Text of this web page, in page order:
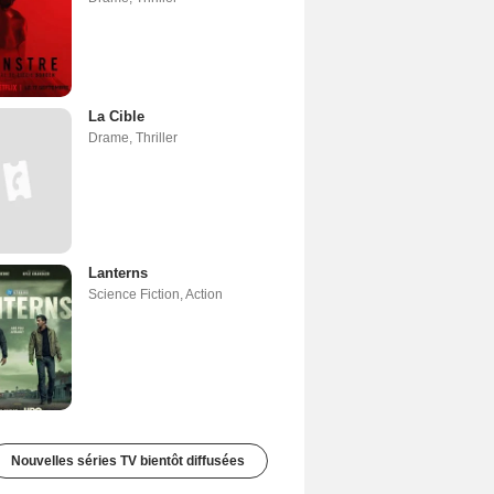
La Cible
Drame, Thriller
Lanterns
Science Fiction,Action
Nouvelles séries TV bientôt diffusées